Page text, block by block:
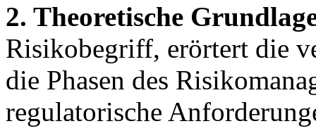
2. Theoretische
Risikobegriff, erörtert die
die Phasen des
regulatorische